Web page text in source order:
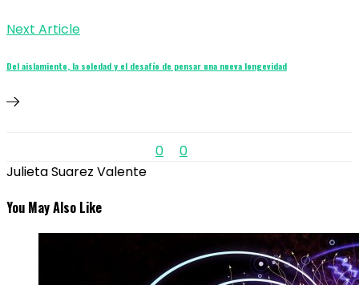
Next Article
Del aislamiento, la soledad y el desafío de pensar una nueva longevidad
0
0
Julieta Suarez Valente
You May Also Like